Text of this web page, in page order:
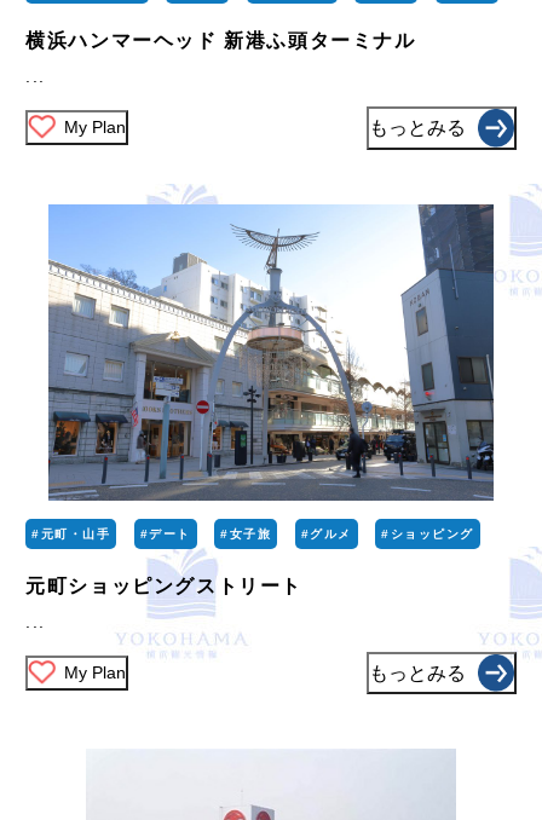
横浜ハンマーヘッド 新港ふ頭ターミナル
...
My Plan もっとみる
#元町・山手 #デート #女子旅 #グルメ #ショッピング
元町ショッピングストリート
My Plan もっとみる